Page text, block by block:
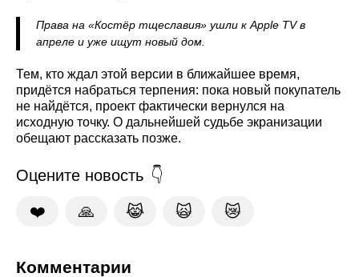
Права на «Костёр тщеславия» ушли к Apple TV в
апреле и уже ищут новый дом.
Тем, кто ждал этой версии в ближайшее время,
придётся набраться терпения: пока новый покупатель
не найдётся, проект фактически вернулся на
исходную точку. О дальнейшей судьбе экранизации
обещают рассказать позже.
Оцените новость
❤️ 🙏 😹 🙀 😿
Комментарии